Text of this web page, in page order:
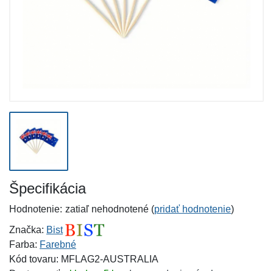
Špecifikácia
Hodnotenie: zatiaľ nehodnotené (pridať hodnotenie)
Značka: Bist
Farba: Farebné
Kód tovaru: MFLAG2-AUSTRALIA